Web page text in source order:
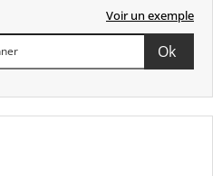
Voir un exemple